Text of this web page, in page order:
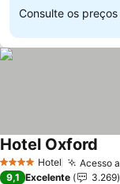
Consulte os
4 EstrelasHotel Acesso
Hotel Oxford
9,1 Excelente 3.269